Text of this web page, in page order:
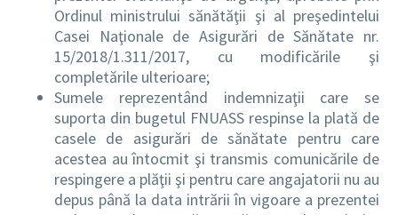
Ordinul ministrului sănătăţii şi al preşedintelui
Casei Naţionale de Asigurări de Sănătate nr.
15/2018/1.311/2017, cu modificările şi
completările ulterioare;
Sumele reprezentând indemnizaţii care se
suporta din bugetul FNUASS respinse la plată de
casele de asigurări de sănătate pentru care
acestea au întocmit şi transmis comunicările de
respingere a plăţii şi pentru care angajatorii nu au
depus până la data intrării în vigoare a prezentei